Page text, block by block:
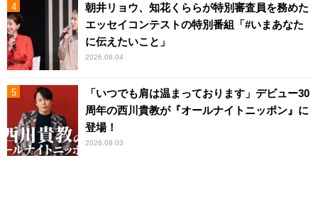
朝井リョウ、知花くららが特別審査員を務めた
エッセイコンテストの特別番組「#いまあなた
に伝えたいこと」
2026.08.04
「いつでも肩は温まっております」デビュー30
周年の西川貴教が『オールナイトニッポン』に
登場！
2026.08.03